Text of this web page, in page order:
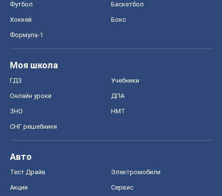
Футбол Баскетбол
Хоккей Бокс
Формула-1
Моя школа
ГДЗ Учебники
Онлайн уроки ДПА
ЗНО НМТ
СНГ решебники
Авто
Тест Драйв Электромобили
Акции Сервис